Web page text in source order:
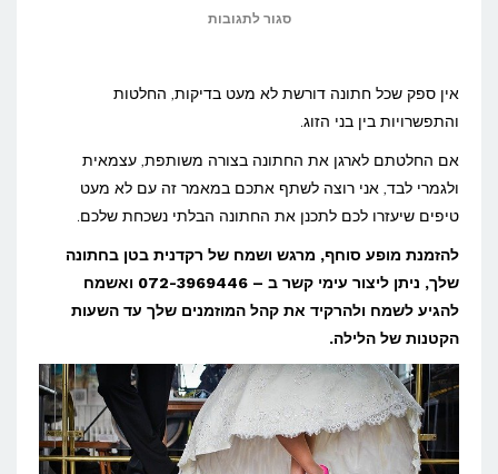
סגור לתגובות
נשכחת
לבד?
אין ספק שכל חתונה דורשת לא מעט בדיקות, החלטות
והתפשרויות בין בני הזוג.
אם החלטתם לארגן את החתונה בצורה משותפת, עצמאית
ולגמרי לבד, אני רוצה לשתף אתכם במאמר זה עם לא מעט
טיפים שיעזרו לכם לתכנן את החתונה הבלתי נשכחת שלכם.
להזמנת מופע סוחף, מרגש ושמח של רקדנית בטן בחתונה
שלך, ניתן ליצור עימי קשר ב – 072-3969446
ואשמח
להגיע לשמח ולהרקיד את קהל המוזמנים שלך עד השעות
הקטנות של הלילה.